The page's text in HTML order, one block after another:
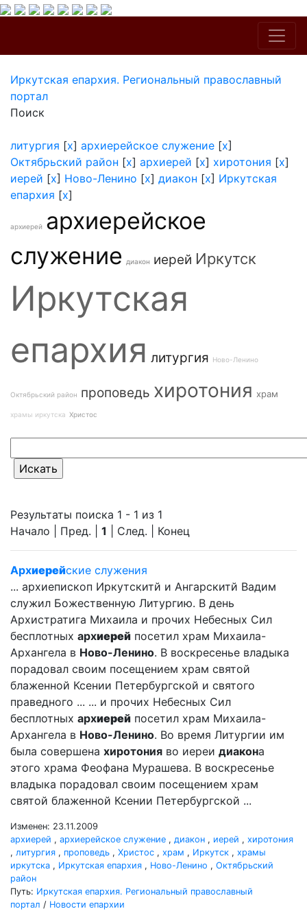
Иркутская епархия. Региональный православный
портал
Поиск
литургия [x] архиерейское служение [x]
Октябрьский район [x] архиерей [x] хиротония [x]
иерей [x] Ново-Ленино [x] диакон [x] Иркутская
епархия [x]
архиерей архиерейское
служение
диакон иерей Иркутск
Иркутская
епархия литургия Ново-Ленино
Октябрьский район проповедь хиротония храм
храмы иркутска Христос
Результаты поиска 1 - 1 из 1
Начало | Пред. | 1 | След. | Конец
Архиерейские служения
... архиепископ Иркутскитй и Ангарскитй Вадим
служил Божественную Литургию. В день
Архистратига Михаила и прочих Небесных Сил
бесплотных архиерей посетил храм Михаила-
Архангела в Ново-Ленино. В воскресенье владыка
порадовал своим посещением храм святой
блаженной Ксении Петербургской и святого
праведного ... ... и прочих Небесных Сил
бесплотных архиерей посетил храм Михаила-
Архангела в Ново-Ленино. Во время Литургии им
была совершена хиротония во иереи диакона
этого храма Феофана Мурашева. В воскресенье
владыка порадовал своим посещением храм
святой блаженной Ксении Петербургской ...
Изменен: 23.11.2009
архиерей , архиерейское служение , диакон , иерей , хиротония
, литургия , проповедь , Христос , храм , Иркутск , храмы
иркутска , Иркутская епархия , Ново-Ленино , Октябрьский
район
Путь: Иркутская епархия. Региональный православный
портал / Новости епархии